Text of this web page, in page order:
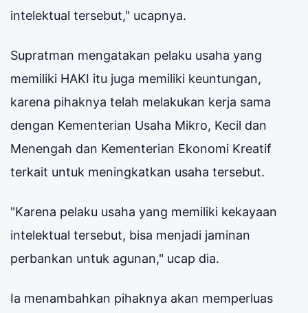
intelektual tersebut," ucapnya.
Supratman mengatakan pelaku usaha yang
memiliki HAKI itu juga memiliki keuntungan,
karena pihaknya telah melakukan kerja sama
dengan Kementerian Usaha Mikro, Kecil dan
Menengah dan Kementerian Ekonomi Kreatif
terkait untuk meningkatkan usaha tersebut.
"Karena pelaku usaha yang memiliki kekayaan
intelektual tersebut, bisa menjadi jaminan
perbankan untuk agunan," ucap dia.
Ia menambahkan pihaknya akan memperluas